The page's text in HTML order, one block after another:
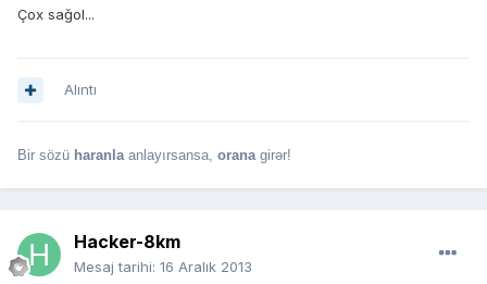
Çox sağol...
Alıntı
Bir sözü haranla anlayırsansa, orana girər!
Hacker-8km
Mesaj tarihi: 16 Aralık 2013